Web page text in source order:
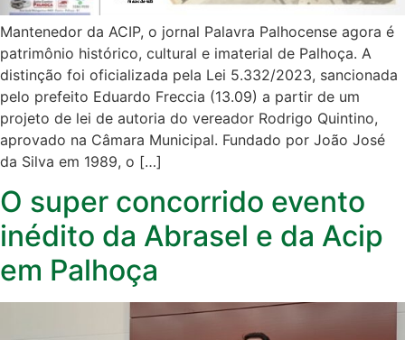
Mantenedor da ACIP, o jornal Palavra Palhocense agora é
patrimônio histórico, cultural e imaterial de Palhoça. A
distinção foi oficializada pela Lei 5.332/2023, sancionada
pelo prefeito Eduardo Freccia (13.09) a partir de um
projeto de lei de autoria do vereador Rodrigo Quintino,
aprovado na Câmara Municipal. Fundado por João José
da Silva em 1989, o […]
O super concorrido evento
inédito da Abrasel e da Acip
em Palhoça